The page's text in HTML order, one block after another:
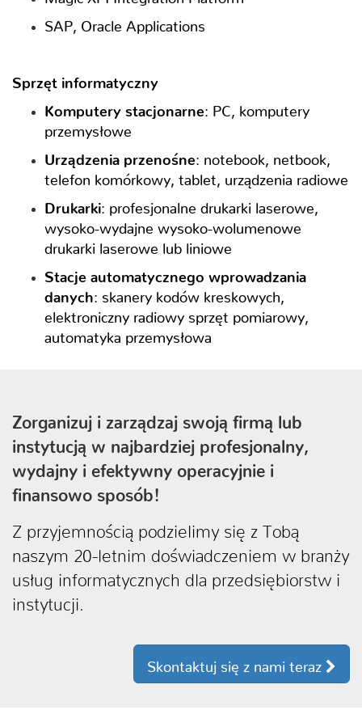
SAP, Oracle Applications
Sprzęt informatyczny
Komputery stacjonarne : PC, komputery
przemysłowe
Urządzenia przenośne : notebook, netbook,
telefon komórkowy, tablet, urządzenia radiowe
Drukarki: profesjonalne drukarki laserowe,
wysoko-wydajne wysoko-wolumenowe
drukarki laserowe lub liniowe
Stacje automatycznego wprowadzania
danych : skanery kodów kreskowych,
elektroniczny radiowy sprzęt pomiarowy,
automatyka przemysłowa
Zorganizuj i zarządzaj swoją firmą lub
instytucją w najbardziej profesjonalny,
wydajny i efektywny operacyjnie i
finansowo sposób!
Z przyjemnością podzielimy się z Tobą
naszym 20-letnim doświadczeniem w branży
usług informatycznych dla przedsiębiorstw i
instytucji.
Skontaktuj się z nami teraz